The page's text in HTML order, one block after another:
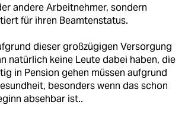
andere Arbeitnehmer, sondern
für ihren Beamtenstatus.
dieser großzügigen Versorgung
natürlich keine Leute dabei haben, die
in Pension gehen müssen aufgrund
besonders wenn das schon
absehbar ist..